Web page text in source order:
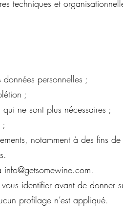
techniques et
personnelles ;
;
ne sont plus nécessaires ;
;
notamment à des fins
info@getsomewine.com.
identifier avant de donner
profilage n’est appliqué.